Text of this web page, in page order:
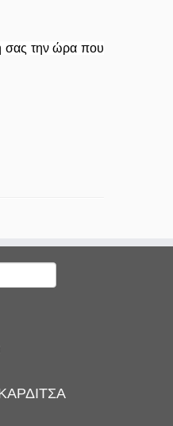
σας την ώρα που